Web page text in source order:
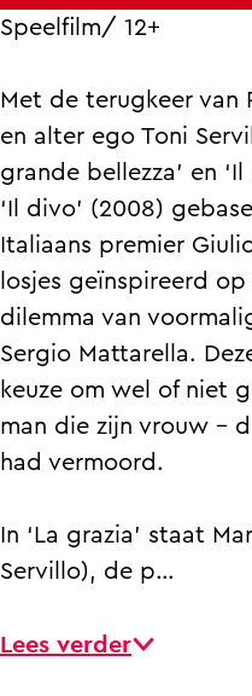
a a
Speelfilm/ 12+
Met de terugkeer van
en alter ego Toni
grande bellezza’ en
‘Il divo’ (2008)
Italiaans premier
losjes geïnspireerd
dilemma van
Sergio Mattarella.
keuze om wel of niet
man die zijn vrouw –
had vermoord.
In ‘La grazia’ staat
Servillo), de p…
Lees verder